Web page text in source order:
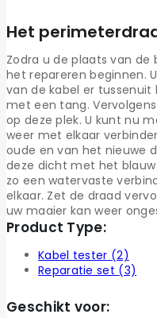
Het
Zodra u de plaats van
het repareren beginnen.
van de kabel er tussenuit
met een tang.
op deze plek. U kunt nu
weer met elkaar
oude en van het nieuwe
deze dicht met het
zo een watervaste
elkaar. Zet de draad
uw maaier kan weer
Product Type:
Kabel tester (2)
Reparatie set (3)
Geschikt voor: